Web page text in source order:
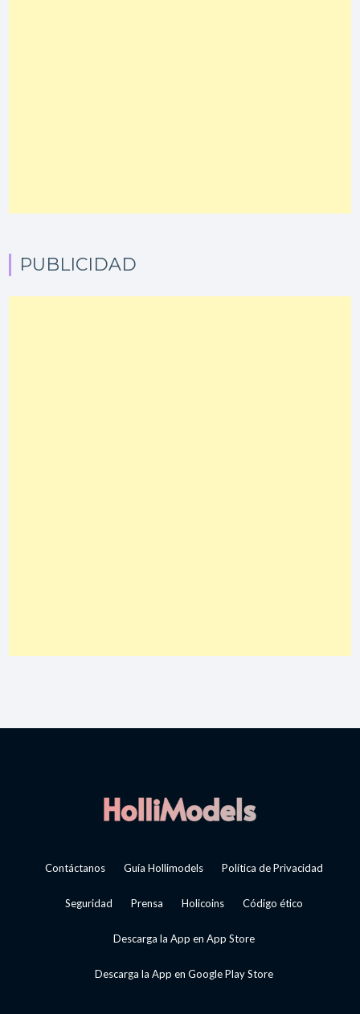
PUBLICIDAD
Contáctanos Guía Hollimodels Política de Privacidad
Seguridad Prensa Holicoins Código ético
Descarga la App en App Store
Descarga la App en Google Play Store